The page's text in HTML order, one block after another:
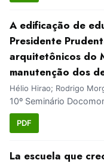
A edificação de
Presidente
arquitetônicos do
manutenção dos
Hélio Hirao; Rodrigo
10º Seminário
PDF
La escuela que